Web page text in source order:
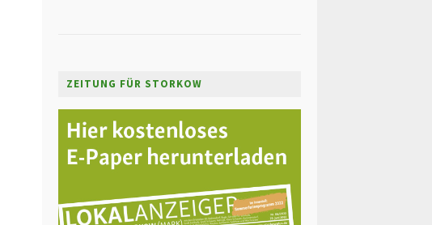
ZEITUNG FÜR STORKOW